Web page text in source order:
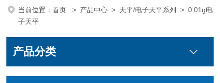
当前位置：首页 > 产品中心 > 天平/电子天平系列 >0.01g电
子天平
产品分类